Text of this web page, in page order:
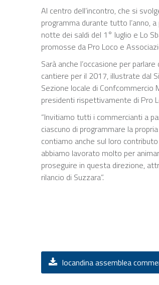
Al centro dell’incontro, che si
programma durante tutto l’anno,
notte dei saldi del 1° luglio e Lo
promosse da Pro Loco e
Sarà anche l’occasione per
cantiere per il 2017, illustrate dal
Sezione locale di Confcommercio
presidenti rispettivamente di Pro
“Invitiamo tutti i commercianti a
ciascuno di programmare la
contiamo anche sul loro
abbiamo lavorato molto per
proseguire in questa direzione,
rilancio di Suzzara”.
locandina assemblea